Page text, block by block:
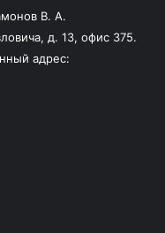
В. А.
д. 13, офис 375.
адрес: